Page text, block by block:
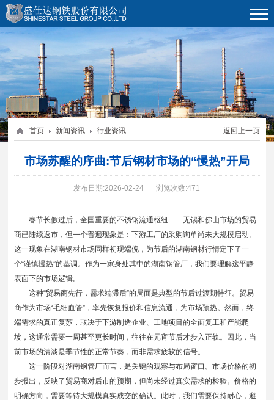
返回上一页
首页 新闻资讯 行业资讯
市场苏醒的序曲:节后钢材市场的“慢热”开局
发布日期:2026-02-24 浏览次数:471
春节长假过后，全国重要的不锈钢流通枢纽——无锡和佛山市场的贸易
商已陆续返市，但一个普遍现象是：下游工厂的采购询单尚未大规模启动。
这一现象在湖南钢材市场同样初现端倪，为节后的湖南钢材行情定下了一
个“谨慎慢热”的基调。作为一家身处其中的湖南钢管厂 ，我们要理解这平静
表面下的市场逻辑。
这种“贸易商先行，需求端滞后”的局面是典型的节后过渡期特征。贸易
商作为市场“毛细血管”，率先恢复报价和信息流通，为市场预热。然而，终
端需求的真正复苏，取决于下游制造企业、工地项目的全面复工和产能爬
坡，这通常需要一周甚至更长时间，往往在元宵节后才步入正轨。因此，当
前市场的清淡是季节性的正常节奏，而非需求疲软的信号。
这一阶段对湖南钢管厂而言，是关键的观察与布局窗口。市场价格的初
步报出，反映了贸易商对后市的预期，但尚未经过真实需求的检验。价格的
明确方向，需要等待大规模真实成交的确认。此时，我们需要保持耐心，避